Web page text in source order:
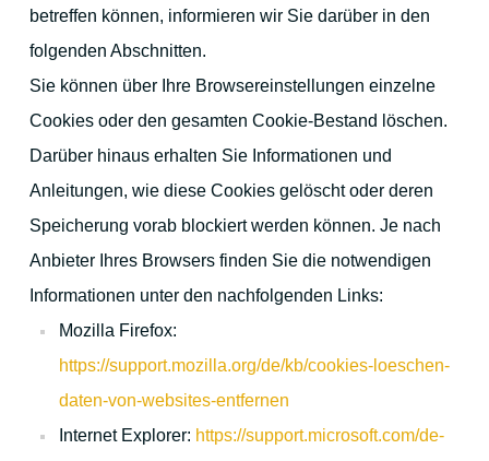
betreffen können, informieren wir Sie darüber in den
folgenden Abschnitten.
Sie können über Ihre Browsereinstellungen einzelne
Cookies oder den gesamten Cookie-Bestand löschen.
Darüber hinaus erhalten Sie Informationen und
Anleitungen, wie diese Cookies gelöscht oder deren
Speicherung vorab blockiert werden können. Je nach
Anbieter Ihres Browsers finden Sie die notwendigen
Informationen unter den nachfolgenden Links:
Mozilla Firefox:
https://support.mozilla.org/de/kb/cookies-loeschen-
daten-von-websites-entfernen
Internet Explorer: https://support.microsoft.com/de-